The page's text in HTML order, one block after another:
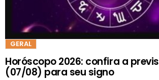
GERAL
Horóscopo 2026: confira a
(07/08) para seu signo